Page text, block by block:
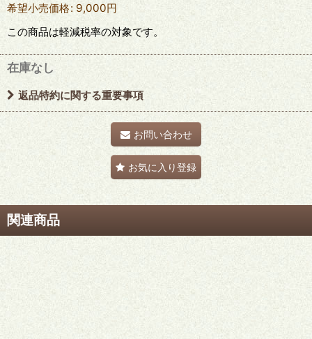
希望小売価格: 9,000円
この商品は軽減税率の対象です。
在庫なし
返品特約に関する重要事項
お問い合わせ
お気に入り登録
関連商品